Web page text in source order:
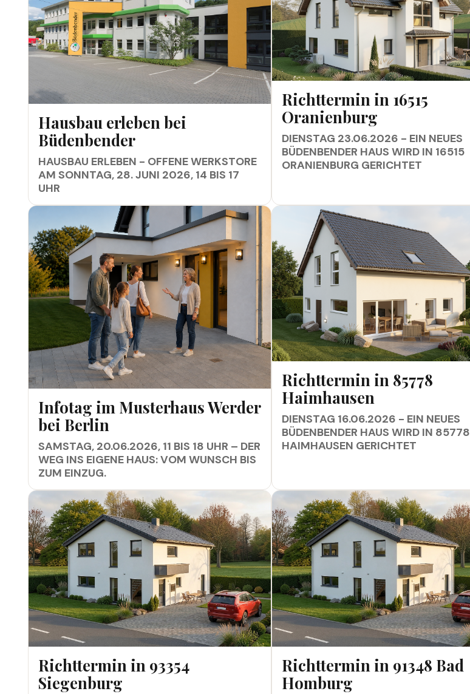
Hausbau erleben bei
Büdenbender
HAUSBAU ERLEBEN - OFFENE WERKSTORE
AM SONNTAG, 28. JUNI 2026, 14 BIS 17
UHR
Richttermin in 16515
Oranienburg
DIENSTAG 23.06.2026 - EIN NEUES
BÜDENBENDER HAUS WIRD IN 16515
ORANIENBURG GERICHTET
Infotag im Musterhaus Werder
bei Berlin
SAMSTAG, 20.06.2026, 11 BIS 18 UHR – DER
WEG INS EIGENE HAUS: VOM WUNSCH BIS
ZUM EINZUG.
Richttermin in 85778
Haimhausen
DIENSTAG 16.06.2026 - EIN NEUES
BÜDENBENDER HAUS WIRD IN 85778
HAIMHAUSEN GERICHTET
Richttermin in 93354
Siegenburg
Richttermin in 91348 Bad
Homburg